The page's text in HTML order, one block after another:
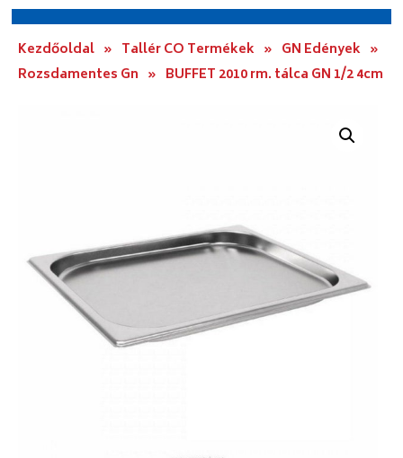
Kezdőoldal » Tallér CO Termékek » GN Edények »
Rozsdamentes Gn » BUFFET 2010 rm. tálca GN 1/2 4cm